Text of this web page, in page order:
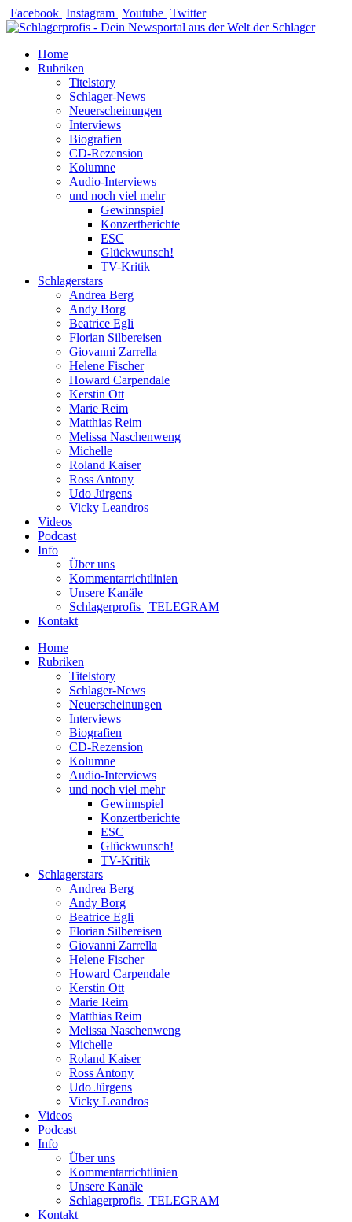
Zum
Inhalt
Facebook Instagram Youtube Twitter
Home
Rubriken
Titelstory
Schlager-News
Neuerscheinungen
Interviews
Biografien
CD-Rezension
Kolumne
Audio-Interviews
und noch viel mehr
Gewinnspiel
Konzertberichte
ESC
Glückwunsch!
TV-Kritik
Schlagerstars
Andrea Berg
Andy Borg
Beatrice Egli
Florian Silbereisen
Giovanni Zarrella
Helene Fischer
Howard Carpendale
Kerstin Ott
Marie Reim
Matthias Reim
Melissa Naschenweng
Michelle
Roland Kaiser
Ross Antony
Udo Jürgens
Vicky Leandros
Videos
Podcast
Info
Über uns
Kommentarrichtlinien
Unsere Kanäle
Schlagerprofis | TELEGRAM
Kontakt
Home
Rubriken
Titelstory
Schlager-News
Neuerscheinungen
Interviews
Biografien
CD-Rezension
Kolumne
Audio-Interviews
und noch viel mehr
Gewinnspiel
Konzertberichte
ESC
Glückwunsch!
TV-Kritik
Schlagerstars
Andrea Berg
Andy Borg
Beatrice Egli
Florian Silbereisen
Giovanni Zarrella
Helene Fischer
Howard Carpendale
Kerstin Ott
Marie Reim
Matthias Reim
Melissa Naschenweng
Michelle
Roland Kaiser
Ross Antony
Udo Jürgens
Vicky Leandros
Videos
Podcast
Info
Über uns
Kommentarrichtlinien
Unsere Kanäle
Schlagerprofis | TELEGRAM
Kontakt